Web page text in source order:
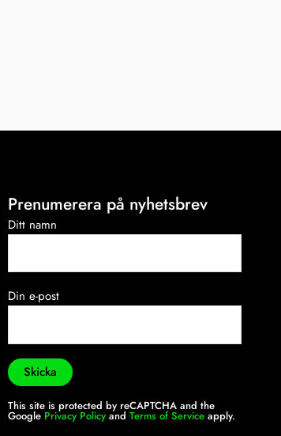
Prenumerera på nyhetsbrev
Ditt namn
Din e-post
This site is protected by reCAPTCHA and the
Google Privacy Policy and Terms of Service apply.